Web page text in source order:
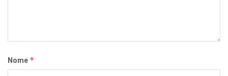
Nome *